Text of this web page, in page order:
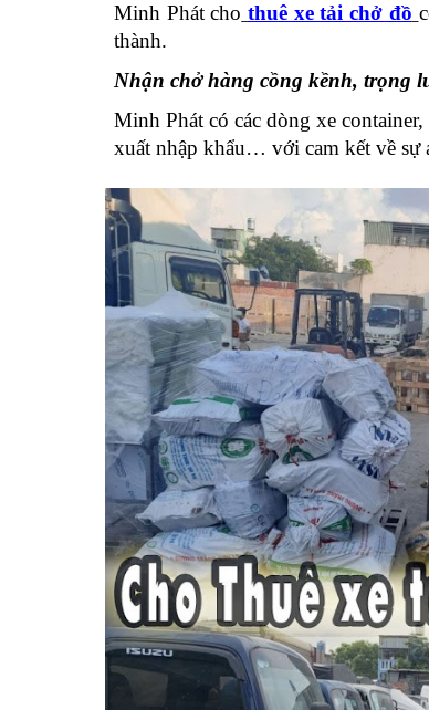
Minh Phát cho thuê xe tải chở đồ
thành.
Nhận chở hàng cồng kềnh, trọng
Minh Phát có các dòng xe
xuất nhập khẩu… với cam kết về sự